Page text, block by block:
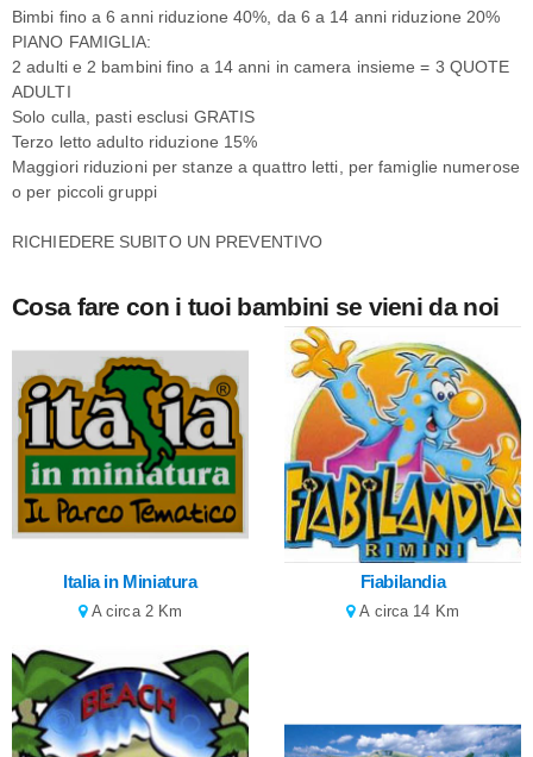
Bimbi fino a 6 anni riduzione 40%, da 6 a 14 anni riduzione 20%
PIANO FAMIGLIA:
2 adulti e 2 bambini fino a 14 anni in camera insieme = 3 QUOTE
ADULTI
Solo culla, pasti esclusi GRATIS
Terzo letto adulto riduzione 15%
Maggiori riduzioni per stanze a quattro letti, per famiglie numerose
o per piccoli gruppi
RICHIEDERE SUBITO UN PREVENTIVO
Cosa fare con i tuoi bambini se vieni da noi
Italia in Miniatura
A circa 2 Km
Fiabilandia
A circa 14 Km